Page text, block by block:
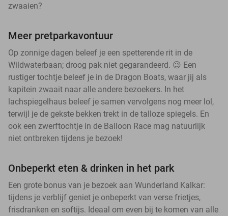
zwaaien?
Meer pretparkavontuur
Op zonnige dagen beleef je een spetterende rit in de
Wildwaterbaan; droog pak niet gegarandeerd. 😉 Een
rustiger tochtje beleef je in de Dragon Boats, waar jij als
kapitein zwaait naar alle andere bezoekers. In het
lachspiegelhaus beleef je samen vervolgens nog meer lol,
terwijl je de gekste bekken trekt in de talloze spiegels. En
ook een zwerftochtje in de Balloon Race mag natuurlijk
niet ontbreken tijdens je bezoek!
Onbeperkt eten & drinken in het park
Een grote bonus van je bezoek aan Wunderland Kalkar:
tijdens je verblijf geniet je onbeperkt van verse frietjes,
frisdranken en softijs. Ideaal om even bij te komen van alle